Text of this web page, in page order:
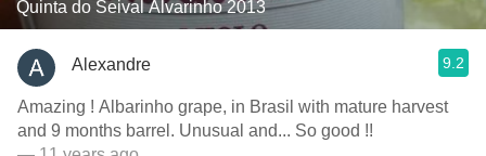
Quinta do Seival Alvarinho 2013
Alexandre 9.2
Amazing ! Albarinho grape, in Brasil with mature harvest
and 9 months barrel. Unusual and... So good !!